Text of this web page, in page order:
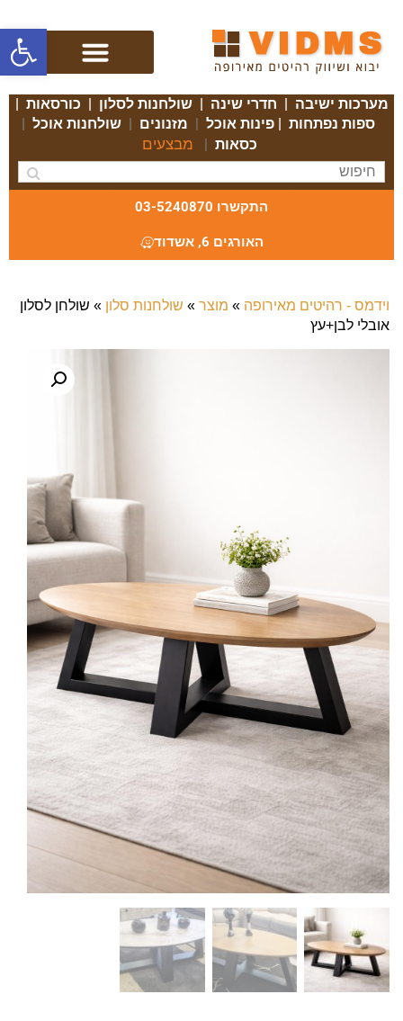
פתח
מערכות ישיבה | חדרי שינה |שולחנות לסלון | כורסאות |
ספות נפתחות |פינות אוכל | מזנונים |שולחנות אוכל |
כסאות | מבצעים
התקשרו 03-5240870
האורגים 6, אשדוד
וידמס - רהיטים מאירופה » מוצר » שולחנות סלון » שולחן לסלון
אובלי לבן+עץ